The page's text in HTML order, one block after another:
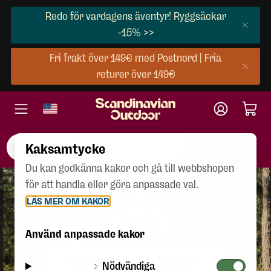
Redo för vardagens äventyr! Ryggsäckar
-15% >>
Fri frakt över 149€ med Postnord | Fria
returer över 149€
404
FORTSÄTT DINA INKÖP
Kaksamtycke
Du kan godkänna kakor och gå till webbshopen
för att handla eller göra anpassade val.
LÄS MER OM KAKOR
Använd anpassade kakor
Nödvändiga